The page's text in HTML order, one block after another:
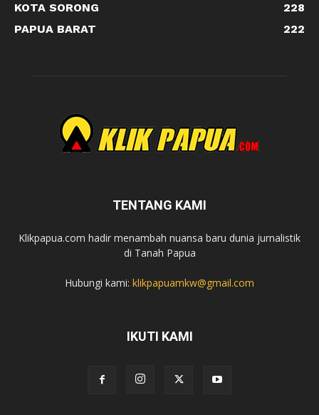
KOTA SORONG
228
PAPUA BARAT
222
TENTANG KAMI
Klikpapua.com hadir menambah nuansa baru dunia jurnalistik
di Tanah Papua
Hubungi kami: klikpapuamkw@gmail.com
IKUTI KAMI